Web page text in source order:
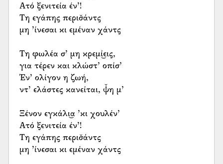
Ατό ξενιτεία έν’!
Τη εγάπης περισ̌άντς
μη ’ίνεσαι κι εμέναν χάντς
Τη φωλέα σ’ μη κρεμί͜εις,
για τέρεν και κλώστ’ οπίσ’
Έν’ ολίγον η ζωή,
ντ’ ελάστες κανείται, ψ̌η μ’
Ξένον εγκάλι͜α ’κι χουλέν’
Ατό ξενιτεία έν’!
Τη εγάπης περισ̌άντς
μη ’ίνεσαι κι εμέναν χάντς